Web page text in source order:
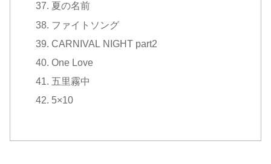
夏の名前
ファイトソング
CARNIVAL NIGHT part2
One Love
五里霧中
5×10